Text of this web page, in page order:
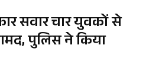
सवार चार युवकों से
पुलिस ने किया